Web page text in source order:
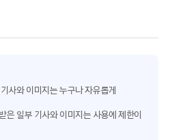
사와 이미지는 누구나 자유롭게
은 일부 기사와 이미지는 사용에 제한이